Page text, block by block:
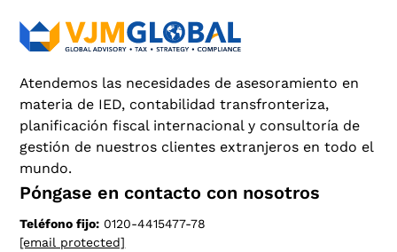
Atendemos las necesidades de asesoramiento en
materia de IED, contabilidad transfronteriza,
planificación fiscal internacional y consultoría de
gestión de nuestros clientes extranjeros en todo el
mundo.
Póngase en contacto con nosotros
Teléfono fijo: 0120-4415477-78
[email protected]